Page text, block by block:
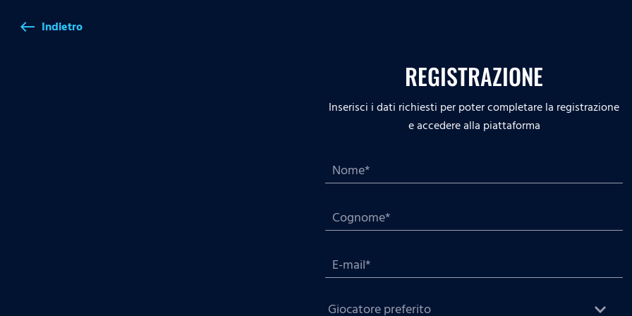
west Indietro
REGISTRAZIONE
Inserisci i dati richiesti per poter completare la registrazione
e accedere alla piattaforma